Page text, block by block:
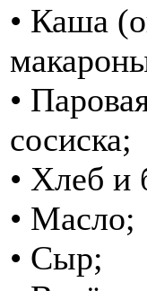
• Каша
•
сосиска;
• Хлеб и
• Масло;
• Сыр;